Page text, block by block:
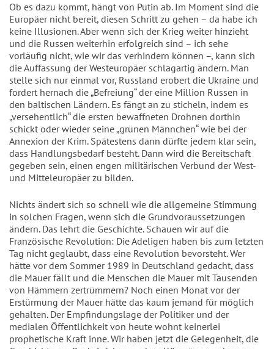
Ob es dazu kommt, hängt von Putin ab. Im Moment sind die
Europäer nicht bereit, diesen Schritt zu gehen – da habe ich
keine Illusionen. Aber wenn sich der Krieg weiter hinzieht
und die Russen weiterhin erfolgreich sind – ich sehe
vorläufig nicht, wie wir das verhindern können –, kann sich
die Auffassung der Westeuropäer schlagartig ändern. Man
stelle sich nur einmal vor, Russland erobert die Ukraine und
fordert hernach die „Befreiung“ der eine Million Russen in
den baltischen Ländern. Es fängt an zu sticheln, indem es
„versehentlich“ die ersten bewaffneten Drohnen dorthin
schickt oder wieder seine „grünen Männchen“ wie bei der
Annexion der Krim. Spätestens dann dürfte jedem klar sein,
dass Handlungsbedarf besteht. Dann wird die Bereitschaft
gegeben sein, einen engen militärischen Verbund der West-
und Mitteleuropäer zu bilden.
Nichts ändert sich so schnell wie die allgemeine Stimmung
in solchen Fragen, wenn sich die Grundvoraussetzungen
ändern. Das lehrt die Geschichte. Schauen wir auf die
Französische Revolution: Die Adeligen haben bis zum letzten
Tag nicht geglaubt, dass eine Revolution bevorsteht. Wer
hätte vor dem Sommer 1989 in Deutschland gedacht, dass
die Mauer fällt und die Menschen die Mauer mit Tausenden
von Hämmern zertrümmern? Noch einen Monat vor der
Erstürmung der Mauer hätte das kaum jemand für möglich
gehalten. Der Empfindungslage der Politiker und der
medialen Öffentlichkeit von heute wohnt keinerlei
prophetische Kraft inne. Wir haben jetzt die Gelegenheit, die